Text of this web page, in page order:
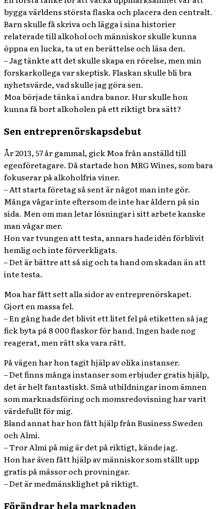
bygga världens största flaska och placera den centralt.
Barn skulle få skriva och lägga i sina historier
relaterade till alkohol och människor skulle kunna
öppna en lucka, ta ut en berättelse och läsa den.
– Jag tänkte att det skulle skapa en rörelse, men min
forskarkollega var skeptisk. Flaskan skulle bli bra
nyhetsvärde, vad skulle jag göra sen.
Moa började tänka i andra banor. Hur skulle hon
kunna få bort alkoholen på ett riktigt bra sätt?
Sen entreprenörskapsdebut
År 2013, 57 år gammal, gick Moa från anställd till
egenföretagare. Då startade hon MRG Wines, som bara
fokuserar på alkoholfria viner.
– Att starta företag så sent är något man inte gör.
Många vågar inte eftersom de inte har åldern på sin
sida. Men om man letar lösningar i sitt arbete kanske
man vågar mer.
Hon var tvungen att testa, annars hade idén förblivit
hemlig och inte förverkligats.
– Det är bättre att så sig och ta hand om skadan än att
inte testa.
Moa har fått sett alla sidor av entreprenörskapet.
Gjort en massa fel.
– En gång hade det blivit ett litet fel på etiketten så jag
fick byta på 8 000 flaskor för hand. Ingen hade nog
reagerat, men rätt ska vara rätt.
På vägen har hon tagit hjälp av olika instanser.
– Det finns många instanser som erbjuder gratis hjälp,
det är helt fantastiskt. Små utbildningar inom ämnen
som marknadsföring och momsredovisning har varit
värdefullt för mig.
Bland annat har hon fått hjälp från Business Sweden
och Almi.
– Tror Almi på mig är det på riktigt, kände jag.
Hon har även fått hjälp av människor som ställt upp
gratis på mässor och provningar.
– Det är medmänsklighet på riktigt.
Förändrar hela marknaden